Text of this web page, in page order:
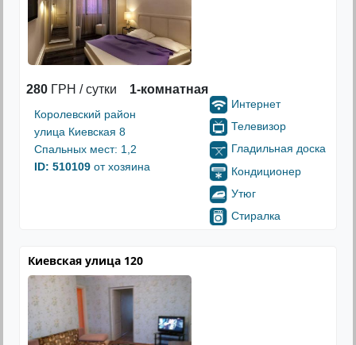
280 ГРН / сутки 1-комнатная
Королевский район
улица Киевская 8
Спальных мест: 1,2
ID: 510109 от хозяина
Интернет
Телевизор
Гладильная доска
Кондиционер
Утюг
Стиралка
Киевская улица 120